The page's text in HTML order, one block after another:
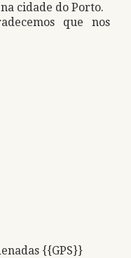
cidade do Porto.
que nos
{{GPS}}